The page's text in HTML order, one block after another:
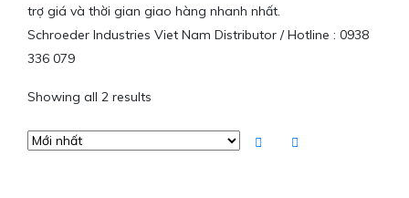
trợ giá và thời gian giao hàng nhanh nhất.
Schroeder Industries Viet Nam Distributor / Hotline : 0938
336 079
Showing all 2 results